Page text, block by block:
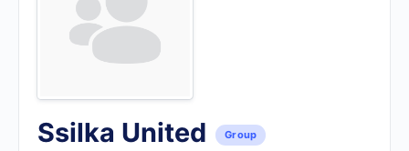
Ssilka United Group